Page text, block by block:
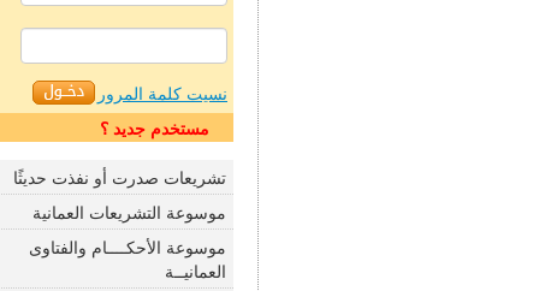
نسيت كلمة المرور
مستخدم جديد ؟
تشريعات صدرت أو نفذت حديثًا
موسوعة التشريعات العمانية
موسوعة الأحكــــام والفتاوى
العمانيــة